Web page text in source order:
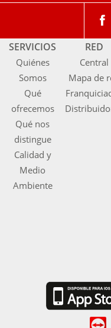
SERVICIOS
Quiénes
Somos
Qué
ofrecemos
Qué nos
distingue
Calidad y
Medio
Ambiente
RED
Central
Mapa de